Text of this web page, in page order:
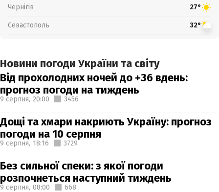
Чернігів 27°
Севастополь 32°
Новини погоди України та світу
Від прохолодних ночей до +36 вдень:
прогноз погоди на тиждень
9 серпня, 20:00 3456
Дощі та хмари накриють Україну: прогноз
погоди на 10 серпня
9 серпня, 18:16 3729
Без сильної спеки: з якої погоди
розпочнеться наступний тиждень
9 серпня, 08:00 668